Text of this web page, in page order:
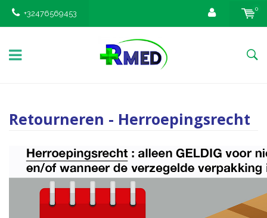
+32476569453
0
Retourneren - Herroepingsrecht